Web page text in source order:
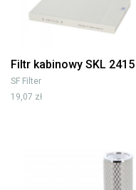
Filtr kabinowy SKL 2415
SF Filter
19,07 zł